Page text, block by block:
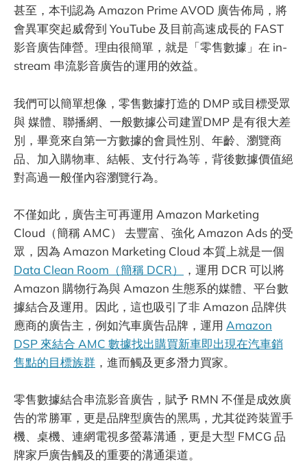
甚至，本刊認為 Amazon Prime AVOD 廣告佈局，將
會異軍突起威脅到 YouTube 及目前高速成長的 FAST
影音廣告陣營。理由很簡單，就是「零售數據」在 in-
stream 串流影音廣告的運用的效益。
我們可以簡單想像，零售數據打造的 DMP 或目標受眾
與 媒體、聯播網、一般數據公司建置DMP 是有很大差
別，畢竟來自第一方數據的會員性別、年齡、瀏覽商
品、加入購物車、結帳、支付行為等，背後數據價值絕
對高過一般僅內容瀏覽行為。
不僅如此，廣告主可再運用 Amazon Marketing
Cloud（簡稱 AMC） 去豐富、強化 Amazon Ads 的受
眾，因為 Amazon Marketing Cloud 本質上就是一個
Data Clean Room（簡稱 DCR）
，運用 DCR 可以將
Amazon 購物行為與 Amazon 生態系的媒體、平台數
據結合及運用。因此，這也吸引了非 Amazon 品牌供
應商的廣告主，例如汽車廣告品牌，運用 Amazon
DSP 來結合 AMC 數據找出購買新車即出現在汽車銷
售點的目標族群 ，進而觸及更多潛力買家。
零售數據結合串流影音廣告，賦予 RMN 不僅是成效廣
告的常勝軍，更是品牌型廣告的黑馬，尤其從跨裝置手
機、桌機、連網電視多螢幕溝通，更是大型 FMCG 品
牌家戶廣告觸及的重要的溝通渠道。